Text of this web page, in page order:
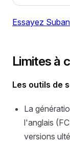
Essayez
Limites à
Les outils de
La
l'anglais
versions